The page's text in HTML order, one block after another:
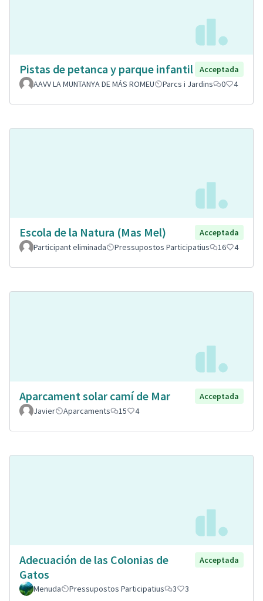
Pistas de petanca y parque infantil
Acceptada
AAVV LA MUNTANYA DE MÁS ROMEU
Parcs i Jardins 0 4
Escola de la Natura (Mas Mel)
Acceptada
Participant eliminada
Pressupostos Participatius 16 4
Aparcament solar camí de Mar
Acceptada
Javier
Aparcaments 15 4
Adecuación de las Colonias de
Gatos
Acceptada
Menuda Pressupostos Participatius 3 3